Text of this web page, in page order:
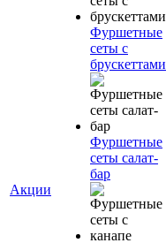
Акции
Фуршетные
сеты с
брускеттами
Фуршетные
сеты салат-
бар